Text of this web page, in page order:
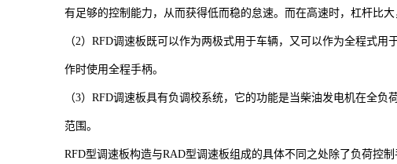
有足够的控制能力，从而获得低而稳的怠速。而在高速时，杠杆比大
（2）RFD调速板既可以作为两极式用于车辆，又可以作为全程式
作时使用全程手柄。
（3）RFD调速板具有负调校系统，它的功能是当柴油发电机在全
范围。
RFD型调速板构造与RAD型调速板组成的具体不同之处除了负荷控